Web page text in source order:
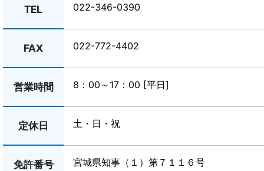
TEL 022-346-0390
FAX 022-772-4402
営業時間 8：00～17：00 [平日]
定休日 土・日・祝
免許番号 宮城県知事（１）第７１１６号